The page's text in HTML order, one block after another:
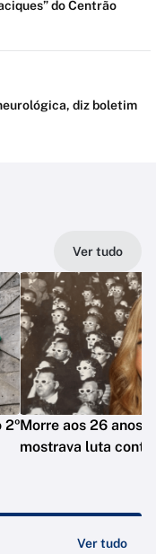
do Centrão
diz boletim
Ver tudo
2ºMorre aos 26 anos
mostrava luta
Ver tudo